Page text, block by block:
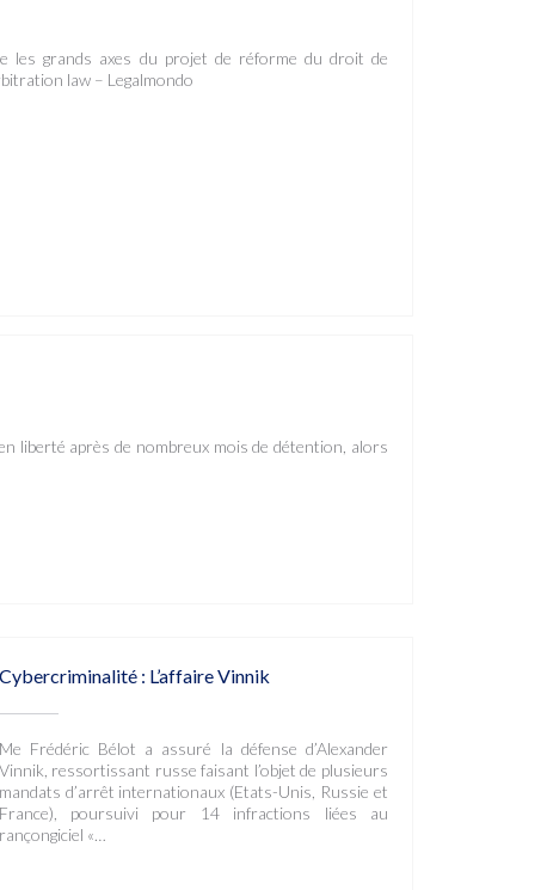
les grands axes du projet de réforme du droit de
law – Legalmondo
liberté après de nombreux mois de détention, alors
Cybercriminalité : L’affaire Vinnik
Me Frédéric Bélot a assuré la défense d’Alexander
Vinnik, ressortissant russe faisant l’objet de plusieurs
mandats d’arrêt internationaux (Etats-Unis, Russie et
France), poursuivi pour 14 infractions liées au
rançongiciel «…